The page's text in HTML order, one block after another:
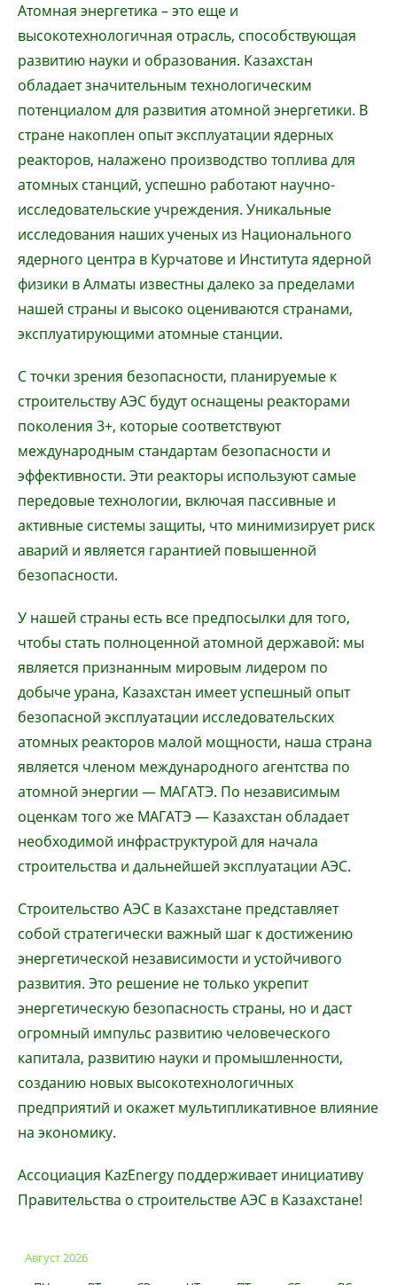
Атомная энергетика – это еще и
высокотехнологичная отрасль, способствующая
развитию науки и образования. Казахстан
обладает значительным технологическим
потенциалом для развития атомной энергетики. В
стране накоплен опыт эксплуатации ядерных
реакторов, налажено производство топлива для
атомных станций, успешно работают научно-
исследовательские учреждения. Уникальные
исследования наших ученых из Национального
ядерного центра в Курчатове и Института ядерной
физики в Алматы известны далеко за пределами
нашей страны и высоко оцениваются странами,
эксплуатирующими атомные станции.
С точки зрения безопасности, планируемые к
строительству АЭС будут оснащены реакторами
поколения 3+, которые соответствуют
международным стандартам безопасности и
эффективности. Эти реакторы используют самые
передовые технологии, включая пассивные и
активные системы защиты, что минимизирует риск
аварий и является гарантией повышенной
безопасности.
У нашей страны есть все предпосылки для того,
чтобы стать полноценной атомной державой: мы
является признанным мировым лидером по
добыче урана, Казахстан имеет успешный опыт
безопасной эксплуатации исследовательских
атомных реакторов малой мощности, наша страна
является членом международного агентства по
атомной энергии — МАГАТЭ. По независимым
оценкам того же МАГАТЭ — Казахстан обладает
необходимой инфраструктурой для начала
строительства и дальнейшей эксплуатации АЭС.
Строительство АЭС в Казахстане представляет
собой стратегически важный шаг к достижению
энергетической независимости и устойчивого
развития. Это решение не только укрепит
энергетическую безопасность страны, но и даст
огромный импульс развитию человеческого
капитала, развитию науки и промышленности,
созданию новых высокотехнологичных
предприятий и окажет мультипликативное влияние
на экономику.
Ассоциация KazEnergy поддерживает инициативу
Правительства о строительстве АЭС в Казахстане!
Август 2026